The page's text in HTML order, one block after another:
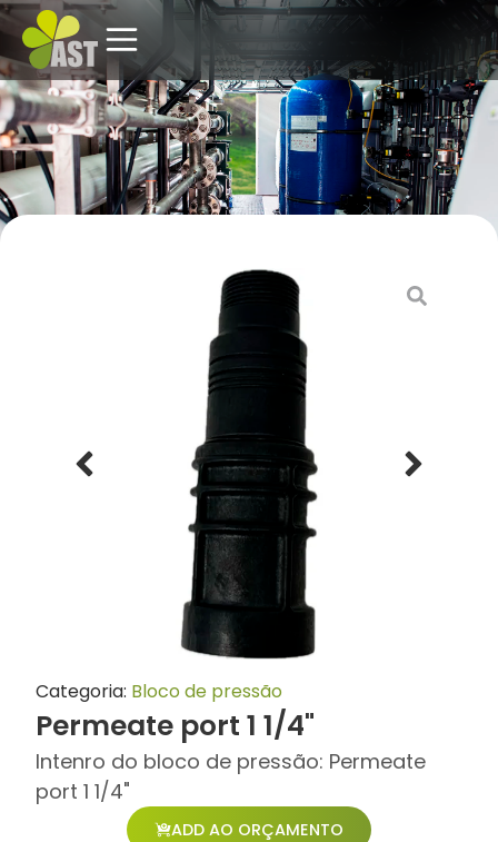
Categoria: Bloco de pressão
Permeate port 1 1/4"
Intenro do bloco de pressão: Permeate
port 1 1/4"
ADD AO ORÇAMENTO